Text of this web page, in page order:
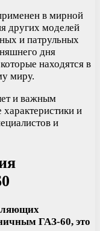
в мирной
других моделей
и патрульных
дня
находятся в
миру.
и важным
и
и
ГАЗ-60, это